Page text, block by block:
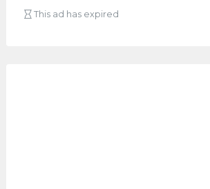
This ad has expired